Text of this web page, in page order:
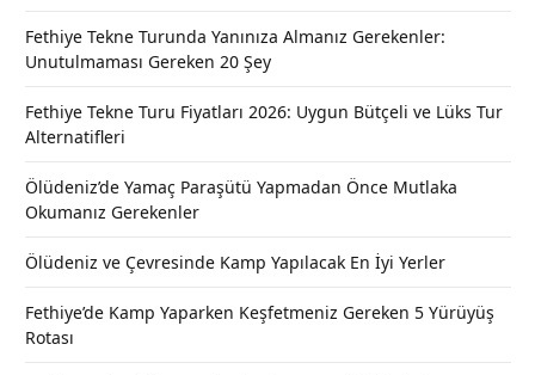
Fethiye Tekne Turunda Yanınıza Almanız Gerekenler:
Unutulmaması Gereken 20 Şey
Fethiye Tekne Turu Fiyatları 2026: Uygun Bütçeli ve Lüks Tur
Alternatifleri
Ölüdeniz’de Yamaç Paraşütü Yapmadan Önce Mutlaka
Okumanız Gerekenler
Ölüdeniz ve Çevresinde Kamp Yapılacak En İyi Yerler
Fethiye’de Kamp Yaparken Keşfetmeniz Gereken 5 Yürüyüş
Rotası